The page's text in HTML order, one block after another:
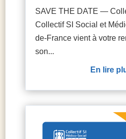
SAVE THE DATE —
Collectif SI Social et
de-France vient à votre
son...